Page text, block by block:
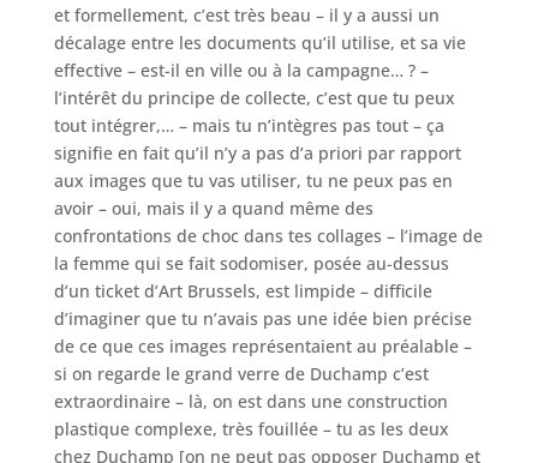
et formellement, c’est très beau – il y a aussi un
décalage entre les documents qu’il utilise, et sa vie
effective – est-il en ville ou à la campagne… ? –
l’intérêt du principe de collecte, c’est que tu peux
tout intégrer,… – mais tu n’intègres pas tout – ça
signifie en fait qu’il n’y a pas d’a priori par rapport
aux images que tu vas utiliser, tu ne peux pas en
avoir – oui, mais il y a quand même des
confrontations de choc dans tes collages – l’image de
la femme qui se fait sodomiser, posée au-dessus
d’un ticket d’Art Brussels, est limpide – difficile
d’imaginer que tu n’avais pas une idée bien précise
de ce que ces images représentaient au préalable –
si on regarde le grand verre de Duchamp c’est
extraordinaire – là, on est dans une construction
plastique complexe, très fouillée – tu as les deux
chez Duchamp [on ne peut pas opposer Duchamp et